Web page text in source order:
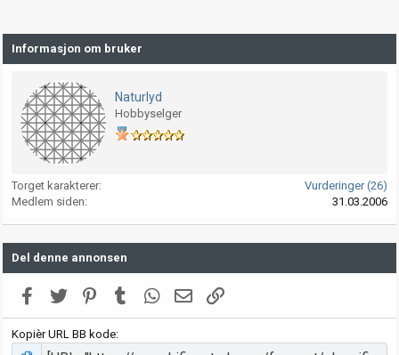
Informasjon om bruker
Naturlyd
Hobbyselger
Torget karakterer
Vurderinger (26)
Medlem siden
31.03.2006
Del denne annonsen
Facebook
Twitter PinterestTumblr WhatsApp
E-postLink
Kopièr URL BB kode